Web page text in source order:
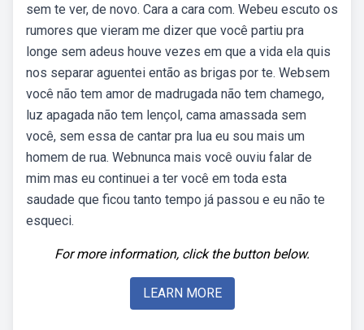
sem te ver, de novo. Cara a cara com. Webeu escuto os
rumores que vieram me dizer que você partiu pra
longe sem adeus houve vezes em que a vida ela quis
nos separar aguentei então as brigas por te. Websem
você não tem amor de madrugada não tem chamego,
luz apagada não tem lençol, cama amassada sem
você, sem essa de cantar pra lua eu sou mais um
homem de rua. Webnunca mais você ouviu falar de
mim mas eu continuei a ter você em toda esta
saudade que ficou tanto tempo já passou e eu não te
esqueci.
For more information, click the button below.
LEARN MORE